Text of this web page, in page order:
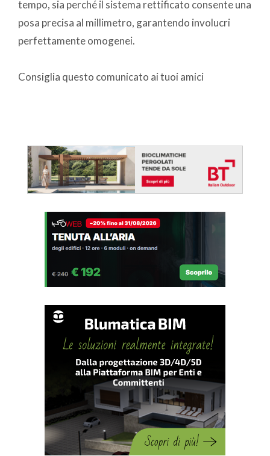
tempo, sia perché il sistema rettificato consente una
posa precisa al millimetro, garantendo involucri
perfettamente omogenei.
Consiglia questo comunicato ai tuoi amici